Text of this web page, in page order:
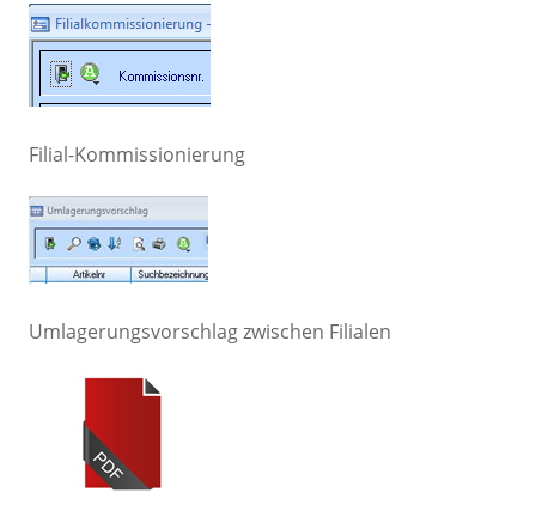
Filial-Kommissionierung
Umlagerungsvorschlag zwischen Filialen